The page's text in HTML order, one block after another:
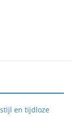
en tijdloze